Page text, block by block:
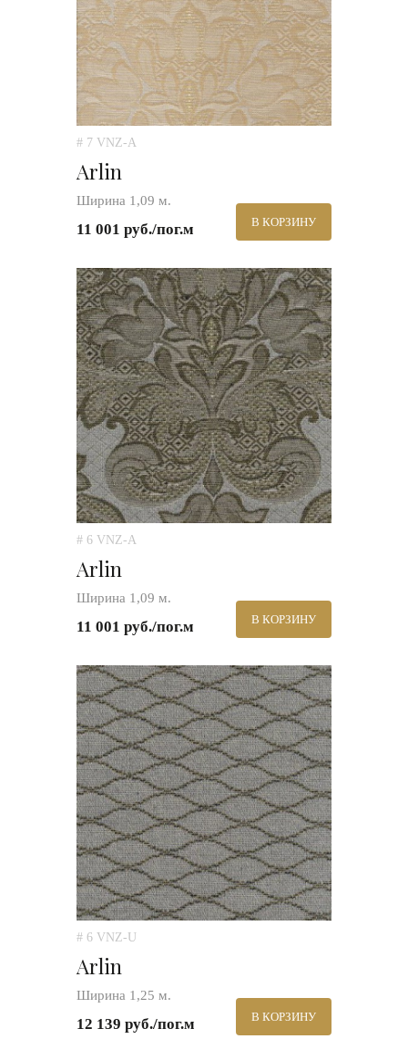
# 7 VNZ-A
Arlin
Ширина 1,09 м.
11 001 руб./пог.м В КОРЗИНУ
# 6 VNZ-A
Arlin
Ширина 1,09 м.
11 001 руб./пог.м В КОРЗИНУ
# 6 VNZ-U
Arlin
Ширина 1,25 м.
12 139 руб./пог.м В КОРЗИНУ